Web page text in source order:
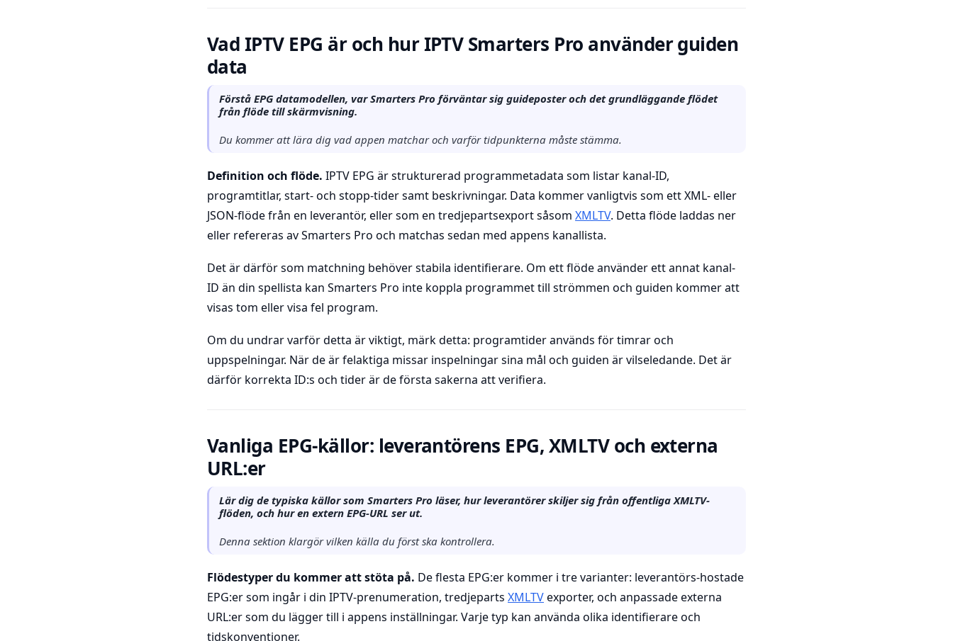
Vad IPTV EPG är och hur IPTV Smarters Pro använder guiden
data
Förstå EPG datamodellen, var Smarters Pro förväntar sig guideposter och det grundläggande flödet
från flöde till skärmvisning.
Du kommer att lära dig vad appen matchar och varför tidpunkterna måste stämma.
Definition och flöde. IPTV EPG är strukturerad programmetadata som listar kanal-ID,
programtitlar, start- och stopp-tider samt beskrivningar. Data kommer vanligtvis som ett XML- eller
JSON-flöde från en leverantör, eller som en tredjepartsexport såsom XMLTV. Detta flöde laddas ner
eller refereras av Smarters Pro och matchas sedan med appens kanallista.
Det är därför som matchning behöver stabila identifierare. Om ett flöde använder ett annat kanal-
ID än din spellista kan Smarters Pro inte koppla programmet till strömmen och guiden kommer att
visas tom eller visa fel program.
Om du undrar varför detta är viktigt, märk detta: programtider används för timrar och
uppspelningar. När de är felaktiga missar inspelningar sina mål och guiden är vilseledande. Det är
därför korrekta ID:s och tider är de första sakerna att verifiera.
Vanliga EPG-källor: leverantörens EPG, XMLTV och externa
URL:er
Lär dig de typiska källor som Smarters Pro läser, hur leverantörer skiljer sig från offentliga XMLTV-
flöden, och hur en extern EPG-URL ser ut.
Denna sektion klargör vilken källa du först ska kontrollera.
Flödestyper du kommer att stöta på. De flesta EPG:er kommer i tre varianter: leverantörs-hostade
EPG:er som ingår i din IPTV-prenumeration, tredjeparts XMLTVexporter, och anpassade externa
URL:er som du lägger till i appens inställningar. Varje typ kan använda olika identifierare och
tidskonventioner.